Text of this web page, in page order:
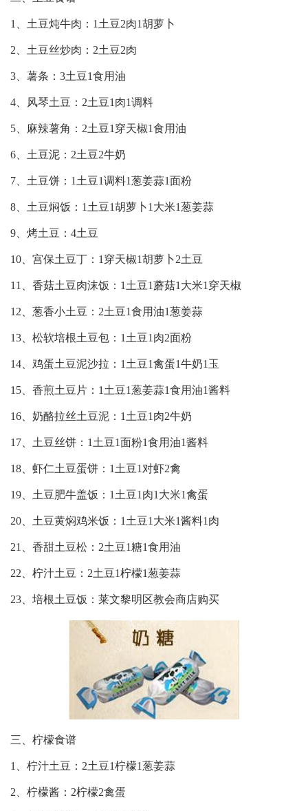
1、土豆炖牛肉：1土豆2肉1胡萝卜
2、土豆丝炒肉：2土豆2肉
3、薯条：3土豆1食用油
4、风琴土豆：2土豆1肉1调料
5、麻辣薯角：2土豆1穿天椒1食用油
6、土豆泥：2土豆2牛奶
7、土豆饼：1土豆1调料1葱姜蒜1面粉
8、土豆焖饭：1土豆1胡萝卜1大米1葱姜蒜
9、烤土豆：4土豆
10、宫保土豆丁：1穿天椒1胡萝卜2土豆
11、香菇土豆肉沫饭：1土豆1蘑菇1大米1穿天椒
12、葱香小土豆：2土豆1食用油1葱姜蒜
13、松软培根土豆包：1土豆1肉2面粉
14、鸡蛋土豆泥沙拉：1土豆1禽蛋1牛奶1玉
15、香煎土豆片：1土豆1葱姜蒜1食用油1酱料
16、奶酪拉丝土豆泥：1土豆1肉2牛奶
17、土豆丝饼：1土豆1面粉1食用油1酱料
18、虾仁土豆蛋饼：1土豆1对虾2禽
19、土豆肥牛盖饭：1土豆1肉1大米1禽蛋
20、土豆黄焖鸡米饭：1土豆1大米1酱料1肉
21、香甜土豆松：2土豆1糖1食用油
22、柠汁土豆：2土豆1柠檬1葱姜蒜
23、培根土豆饭：莱文黎明区教会商店购买
三、柠檬食谱
1、柠汁土豆：2土豆1柠檬1葱姜蒜
2、柠檬酱：2柠檬2禽蛋